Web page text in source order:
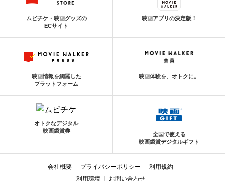
ムビチケ・映画グッズの
ECサイト
映画アプリの決定版！
映画情報を網羅した
プラットフォーム
映画体験を、オトクに。
オトクなデジタル
映画鑑賞券
全国で使える
映画鑑賞デジタルギフト
会社概要 プライバシーポリシー
利用規約
利用環境
お問い合わせ